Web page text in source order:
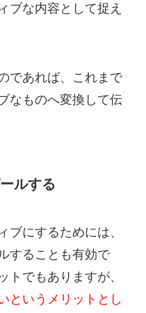
ブな内容として捉え
であれば、これまで
なものへ変換して伝
ルする
ブにするためには、
することも有効で
トでもありますが、
というメリットとし